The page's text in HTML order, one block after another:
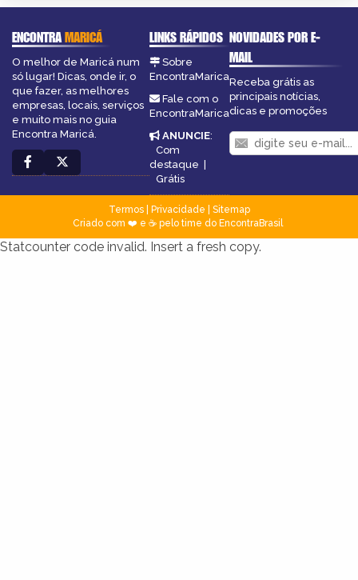
ENCONTRAMARICÁ
O melhor de Maricá num
só lugar! Dicas, onde ir, o
que fazer, as melhores
empresas, locais, serviços
e muito mais no guia
Encontra Maricá.
LINKS RÁPIDOS
Sobre
EncontraMarica
Fale com o
EncontraMarica
ANUNCIE:
Com
destaque |
Grátis
NOVIDADES POR E-
MAIL
Receba grátis as
principais notícias,
dicas e promoções
Termos| Privacidade
Sitemap
Criado com ❤️ e ☕ pelo time do EncontraBrasil
Statcounter code invalid. Insert a fresh copy.